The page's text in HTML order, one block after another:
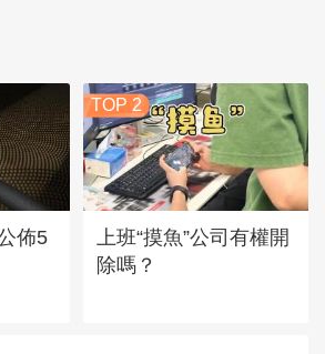
佈5
TOP 2
上班“摸魚”公司有權開
除嗎？